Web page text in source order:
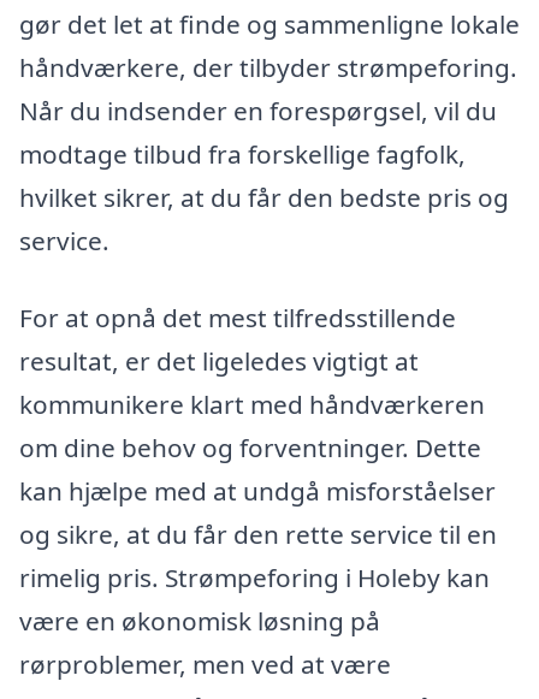
gør det let at finde og sammenligne lokale
håndværkere, der tilbyder strømpeforing.
Når du indsender en forespørgsel, vil du
modtage tilbud fra forskellige fagfolk,
hvilket sikrer, at du får den bedste pris og
service.
For at opnå det mest tilfredsstillende
resultat, er det ligeledes vigtigt at
kommunikere klart med håndværkeren
om dine behov og forventninger. Dette
kan hjælpe med at undgå misforståelser
og sikre, at du får den rette service til en
rimelig pris. Strømpeforing i Holeby kan
være en økonomisk løsning på
rørproblemer, men ved at være